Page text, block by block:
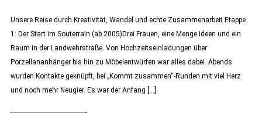
Unsere Reise durch Kreativität, Wandel und echte Zusammenarbeit Etappe
1: Der Start im Souterrain (ab 2005)Drei Frauen, eine Menge Ideen und ein
Raum in der Landwehrstraße. Von Hochzeitseinladungen über
Porzellananhänger bis hin zu Möbelentwürfen war alles dabei. Abends
wurden Kontakte geknüpft, bei „Kommt zusammen“-Runden mit viel Herz
und noch mehr Neugier. Es war der Anfang […]